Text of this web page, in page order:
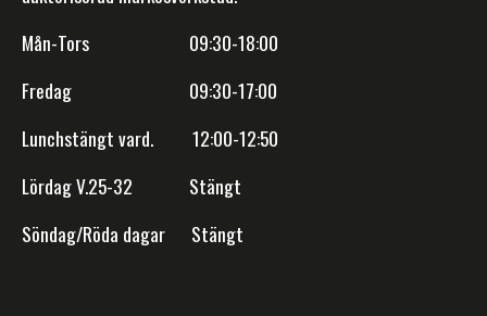
Mån-Tors 09:30-18:00
Fredag 09:30-17:00
Lunchstängt vard. 12:00-12:50
Lördag V.25-32 Stängt
Söndag/Röda dagar Stängt